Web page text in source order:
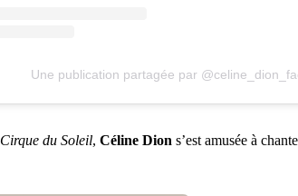
Une publication partagée par
Cirque du Soleil, Céline Dion s’est amusée à